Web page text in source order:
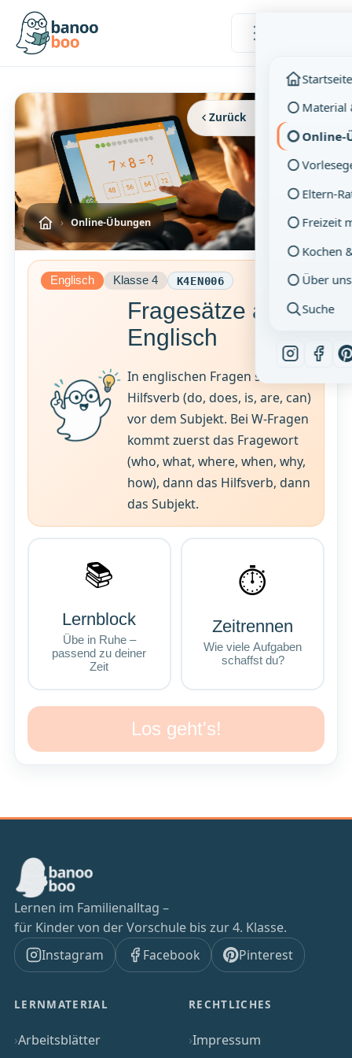
Startseite
Material
Online-
Eltern-
Freizeit
Kochen
Über uns
Suche
Zurück Vollbild
› Online-Übungen
Englisch Klasse 4 K4EN006
Fragesätze auf
Englisch
In englischen Fragen steht das
Hilfsverb (do, does, is, are, can)
vor dem Subjekt. Bei W-Fragen
kommt zuerst das Fragewort
(who, what, where, when, why,
how), dann das Hilfsverb, dann
das Subjekt.
📚
Lernblock
Übe in Ruhe –
passend zu deiner
Zeit
⏱
Zeitrennen
Wie viele Aufgaben
schaffst du?
Los geht's!
Lernen im Familienalltag –
für Kinder von der Vorschule bis zur 4. Klasse.
Instagram
Facebook Pinterest
LERNMATERIAL
Arbeitsblätter
RECHTLICHES
Impressum